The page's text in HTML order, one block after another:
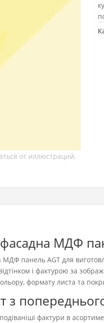
МДФ
панель AGT для
і фактурою за
формату листа та
з
фактури в